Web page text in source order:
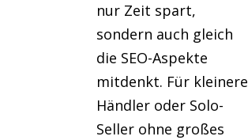
nur Zeit spart,
sondern auch gleich
die SEO-Aspekte
mitdenkt. Für kleinere
Händler oder Solo-
Seller ohne großes